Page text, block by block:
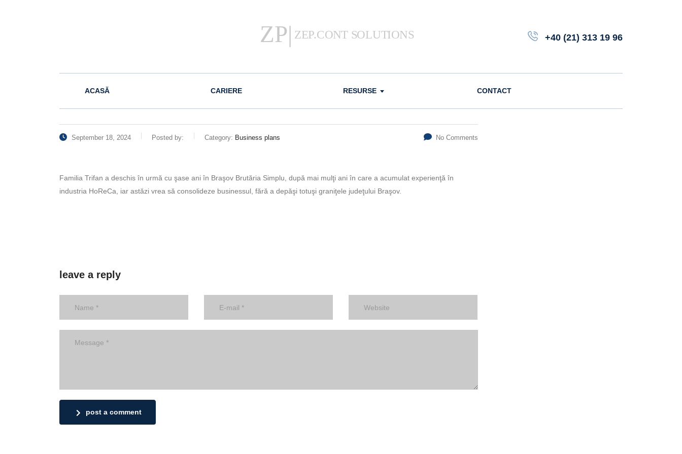
+40 (21) 313 19 96
ACASĂ CARIERE RESURSE CONTACT
September 18, 2024 Posted by: Category: Business plans No Comments
Familia Trifan a deschis în urmă cu şase ani în Braşov Brutăria Simplu, după mai mulţi ani în care a acumulat experienţă în
industria HoReCa, iar astăzi vrea să consolideze businessul, fără a depăşi totuşi graniţele jude­ţului Braşov.
leave a reply
post a comment